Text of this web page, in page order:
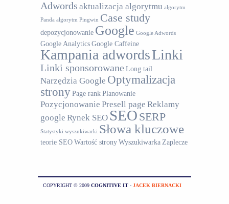
Adwords aktualizacja algorytmu algorytm
Panda algorytm Pingwin Case study
depozycjonowanie Google Google Adwords
Google AnalyticsGoogle Caffeine
Kampania adwordsLinki
Linki sponsorowane Long tail
Narzędzia Google Optymalizacja
stronyPage rankPlanowanie
Pozycjonowanie Presell page Reklamy
google Rynek SEO SEO SERP
Statystyki wyszukiwarki Słowa kluczowe
teorie SEOWartość stronyWyszukiwarka Zaplecze
COPYRIGHT © 2009 COGNITIVE IT - JACEK BIERNACKI